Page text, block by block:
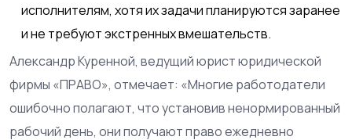
исполнителям, хотя их задачи планируются заранее
и не требуют экстренных вмешательств.
Александр Куренной, ведущий юрист юридической
фирмы «ПРАВО», отмечает: «Многие работодатели
ошибочно полагают, что установив ненормированный
рабочий день, они получают право ежедневно